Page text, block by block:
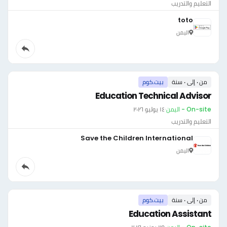
التعليم والتدريب
toto
اليمن
من ٠ إلى ٠ سنة بيت.كوم
Education Technical Advisor
On-site - اليمن ·١٤ يوليو ٢٠٢٦
التعليم والتدريب
Save the Children International
اليمن
من ٠ إلى ٠ سنة بيت.كوم
Education Assistant